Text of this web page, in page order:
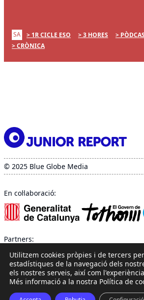
SA 1R CICLE ESO 3 HORES
CRÒNICA
© 2025 Blue Globe Media
En col·laboració:
Partners:
Utilitzem cookies pròpies i de tercers
estadístiques de la navegació dels
els nostres serveis, així com
Més informació a la nostra Política de